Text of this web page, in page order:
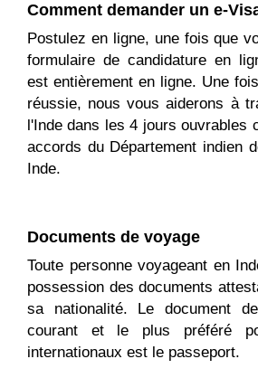
Comment demander un e-
Postulez en ligne, une fois que
formulaire de candidature en
est entièrement en ligne. Une
réussie, nous vous aiderons à
l'Inde dans les 4 jours ouvrables
accords du Département indien
Inde.
Documents de voyage
Toute personne voyageant en
possession des documents
sa nationalité. Le document
courant et le plus préféré
internationaux est le passeport.